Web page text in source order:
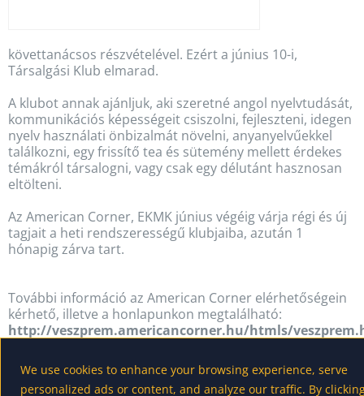
We use cookies to enhance your browsing experience, serve
personalized ads or content, and analyze our traffic. By
követtanácsos részvételével. Ezért a június 10-i,
Társalgási Klub elmarad.
A klubot annak ajánljuk, aki szeretné angol nyelvtudását,
kommunikációs képességeit csiszolni, fejleszteni, idegen
nyelv használati önbizalmát növelni, anyanyelvűekkel
találkozni, egy frissítő tea és sütemény mellett érdekes
témákról társalogni, vagy csak egy délutánt hasznosan
eltölteni.
Az American Corner, EKMK június végéig várja régi és új
tagjait a heti rendszerességű klubjaiba, azután 1
hónapig zárva tart.
További információ az American Corner elérhetőségein
kérhető, illetve a honlapunkon megtalálható:
http://veszprem.americancorner.hu/htmls/